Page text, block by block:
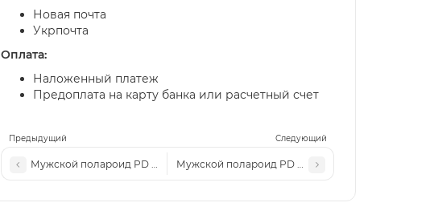
Предыдущий Следующий
Мужской полароид PD 931 черные-глянцевыеМужской полароид PD 922 черные-глянцевые
Новая почта
Укрпочта
Оплата:
Наложенный платеж
Предоплата на карту банка или расчетный счет